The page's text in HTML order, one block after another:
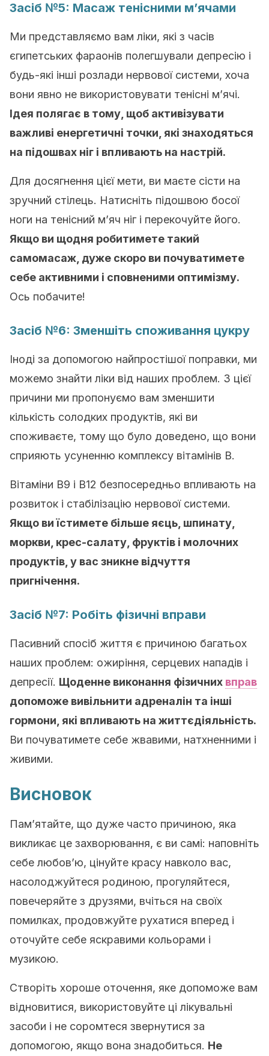
Засіб №5: Масаж тенісними м’ячами
Ми представляємо вам ліки, які з часів
єгипетських фараонів полегшували депресію і
будь-які інші розлади нервової системи, хоча
вони явно не використовувати тенісні м’ячі.
Ідея полягає в тому, щоб активізувати
важливі енергетичні точки, які знаходяться
на підошвах ніг і впливають на настрій.
Для досягнення цієї мети, ви маєте сісти на
зручний стілець. Натисніть підошвою босої
ноги на тенісний м’яч ніг і перекочуйте його.
Якщо ви щодня робитимете такий
самомасаж, дуже скоро ви почуватимете
себе активними і сповненими оптимізму.
Ось побачите!
Засіб №6: Зменшіть споживання цукру
Іноді за допомогою найпростішої поправки, ми
можемо знайти ліки від наших проблем. З цієї
причини ми пропонуємо вам зменшити
кількість солодких продуктів, які ви
споживаєте, тому що було доведено, що вони
сприяють усуненню комплексу вітамінів В.
Вітаміни B9 і B12 безпосередньо впливають на
розвиток і стабілізацію нервової системи.
Якщо ви їстимете більше яєць, шпинату,
моркви, крес-салату, фруктів і молочних
продуктів, у вас зникне відчуття
пригнічення.
Засіб №7: Робіть фізичні вправи
Пасивний спосіб життя є причиною багатьох
наших проблем: ожиріння, серцевих нападів і
депресії. Щоденне виконання фізичних вправ
допоможе вивільнити адреналін та інші
гормони, які впливають на життєдіяльність.
Ви почуватимете себе жвавими, натхненними і
живими.
Висновок
Пам’ятайте, що дуже часто причиною, яка
викликає це захворювання, є ви самі: наповніть
себе любов’ю, цінуйте красу навколо вас,
насолоджуйтеся родиною, прогуляйтеся,
повечеряйте з друзями, вчіться на своїх
помилках, продовжуйте рухатися вперед і
оточуйте себе яскравими кольорами і
музикою.
Створіть хороше оточення, яке допоможе вам
відновитися, використовуйте ці лікувальні
засоби і не соромтеся звернутися за
допомогою, якщо вона знадобиться. Не